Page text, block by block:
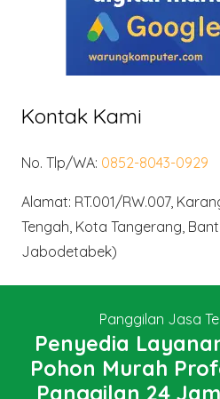
Kontak Kami
No. Tlp/WA: 0852-8043-0929
Alamat: RT.001/RW.007,
Tengah, Kota Tangerang,
Jabodetabek)
Panggilan Jasa
Penyedia
Pohon Murah
Panggilan 24